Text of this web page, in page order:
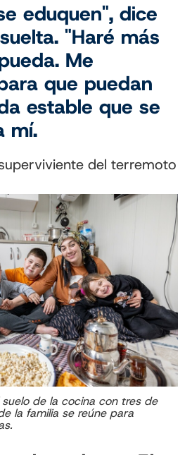
eduquen", dice
"Haré más
Me
que puedan
estable que se
mí.
del terremoto
de la cocina con tres de
la familia se reúne para